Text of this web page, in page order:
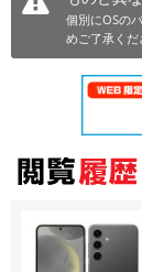
個別にOSの
めご了承くだ
各項目のチェックボックス
ただし機能別のみ「and検